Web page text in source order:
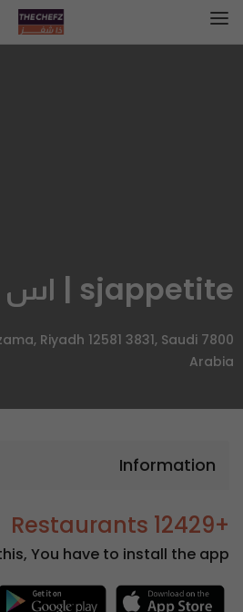
sjappetite | اس جي ابتايت
Riyadh 12581 3831, Saudi
Arabia
Information
+12429 Restaurants
You have to install the app.